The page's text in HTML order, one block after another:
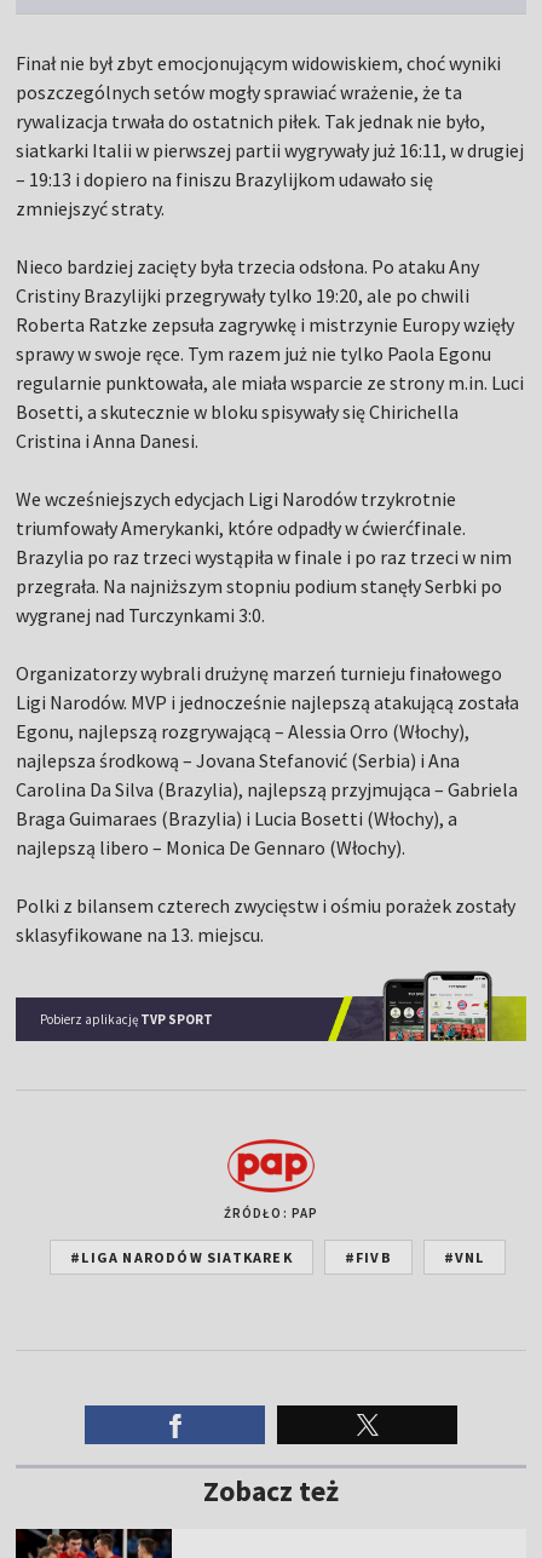
Finał nie był zbyt emocjonującym widowiskiem, choć wyniki
poszczególnych setów mogły sprawiać wrażenie, że ta
rywalizacja trwała do ostatnich piłek. Tak jednak nie było,
siatkarki Italii w pierwszej partii wygrywały już 16:11, w drugiej
– 19:13 i dopiero na finiszu Brazylijkom udawało się
zmniejszyć straty.
Nieco bardziej zacięty była trzecia odsłona. Po ataku Any
Cristiny Brazylijki przegrywały tylko 19:20, ale po chwili
Roberta Ratzke zepsuła zagrywkę i mistrzynie Europy wzięły
sprawy w swoje ręce. Tym razem już nie tylko Paola Egonu
regularnie punktowała, ale miała wsparcie ze strony m.in. Luci
Bosetti, a skutecznie w bloku spisywały się Chirichella
Cristina i Anna Danesi.
We wcześniejszych edycjach Ligi Narodów trzykrotnie
triumfowały Amerykanki, które odpadły w ćwierćfinale.
Brazylia po raz trzeci wystąpiła w finale i po raz trzeci w nim
przegrała. Na najniższym stopniu podium stanęły Serbki po
wygranej nad Turczynkami 3:0.
Organizatorzy wybrali drużynę marzeń turnieju finałowego
Ligi Narodów. MVP i jednocześnie najlepszą atakującą została
Egonu, najlepszą rozgrywającą – Alessia Orro (Włochy),
najlepsza środkową – Jovana Stefanović (Serbia) i Ana
Carolina Da Silva (Brazylia), najlepszą przyjmująca – Gabriela
Braga Guimaraes (Brazylia) i Lucia Bosetti (Włochy), a
najlepszą libero – Monica De Gennaro (Włochy).
Polki z bilansem czterech zwycięstw i ośmiu porażek zostały
sklasyfikowane na 13. miejscu.
Pobierz aplikację TVP SPORT
ŹRÓDŁO: PAP
#LIGA NARODÓW SIATKAREK #FIVB #VNL
Zobacz też